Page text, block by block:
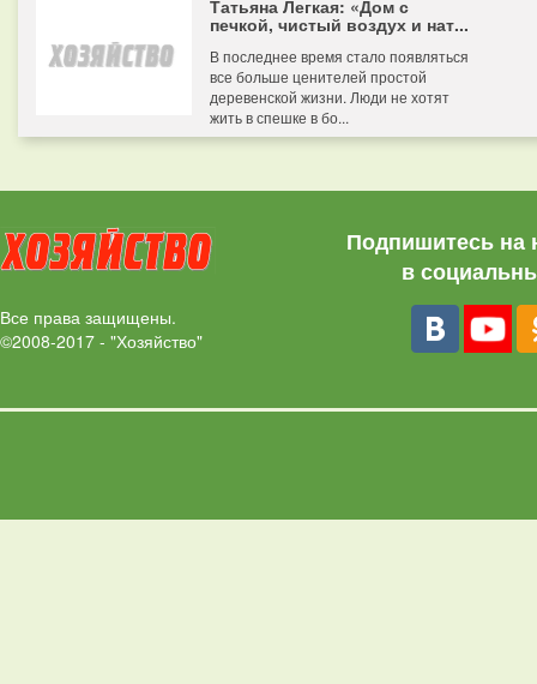
Татьяна Легкая: «Дом с
печкой, чистый воздух и нат...
В последнее время стало появляться
все больше ценителей простой
деревенской жизни. Люди не хотят
жить в спешке в бо...
Все права защищены.
©2008-2017 - "Хозяйство"
Подпишитесь на
в